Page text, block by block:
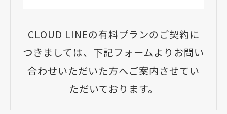
CLOUD LINEの有料プランのご契約に
つきましては、下記フォームよりお問い
合わせいただいた方へご案内させてい
ただいております。